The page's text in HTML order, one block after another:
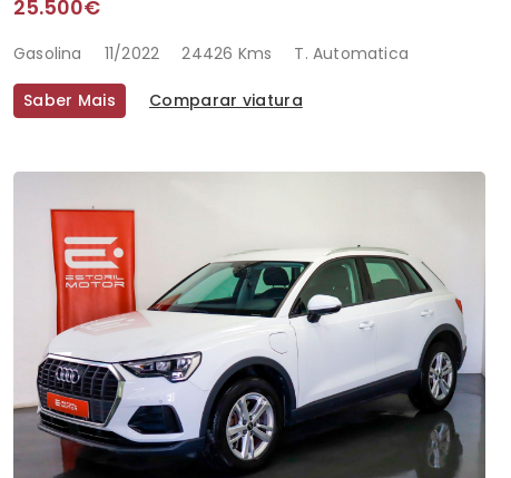
25.500€
Gasolina 11/2022 24426 Kms T. Automatica
Saber Mais Comparar viatura